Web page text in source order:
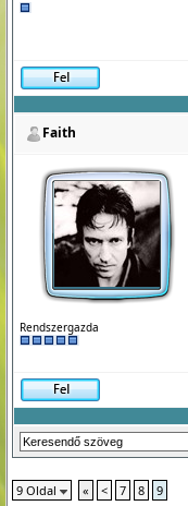
Faith
Rendszergazda
9 Oldal « < 7 8 9